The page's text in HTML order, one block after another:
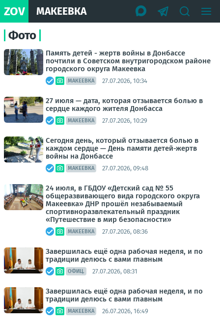
ZOV МАКЕЕВКА
Фото
Память детей - жертв войны в Донбассе
почтили в Советском внутригородском районе
городского округа Макеевка
МАКЕЕВКА 27.07.2026, 10:34
27 июля — дата, которая отзывается болью в
сердце каждого жителя Донбасса
МАКЕЕВКА 27.07.2026, 10:29
Сегодня день, который отзывается болью в
каждом сердце — День памяти детей-жертв
войны на Донбассе
МАКЕЕВКА 27.07.2026, 09:48
24 июля, в ГБДОУ «Детский сад № 55
общеразвивающего вида городского округа
Макеевка» ДНР прошёл незабываемый
спортивноразвлекательный праздник
«Путешествие в мир безопасности»
МАКЕЕВКА 27.07.2026, 08:36
Завершилась ещё одна рабочая неделя, и по
традиции делюсь с вами главным
ОФИЦ. 27.07.2026, 08:31
Завершилась ещё одна рабочая неделя, и по
традиции делюсь с вами главным
МАКЕЕВКА 26.07.2026, 16:49